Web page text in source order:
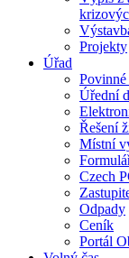
Projekty
Úřad
Úřední
Řešení
Místní
Czech
Odpady
Ceník
Portál